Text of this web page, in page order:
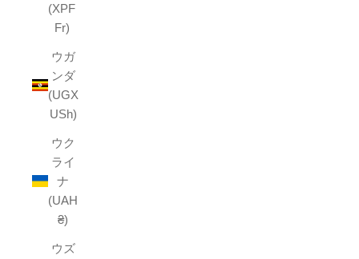
(XPF
Fr)
ウガ
ンダ
(UGX
USh)
ウク
ライ
ナ
(UAH
₴)
ウズ